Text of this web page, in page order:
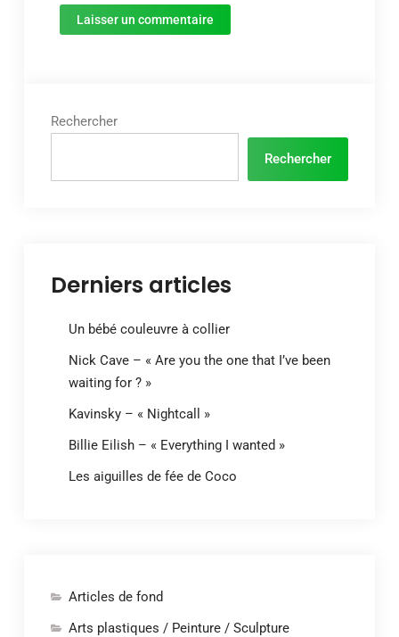
Rechercher
Rechercher
Derniers articles
Un bébé couleuvre à collier
Nick Cave – « Are you the one that I’ve been
waiting for ? »
Kavinsky – « Nightcall »
Billie Eilish – « Everything I wanted »
Les aiguilles de fée de Coco
Articles de fond
Arts plastiques / Peinture / Sculpture